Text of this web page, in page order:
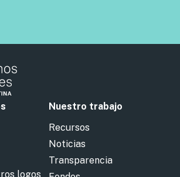
logos
Nuestro trabajo
Recursos
Noticias
Transparencia